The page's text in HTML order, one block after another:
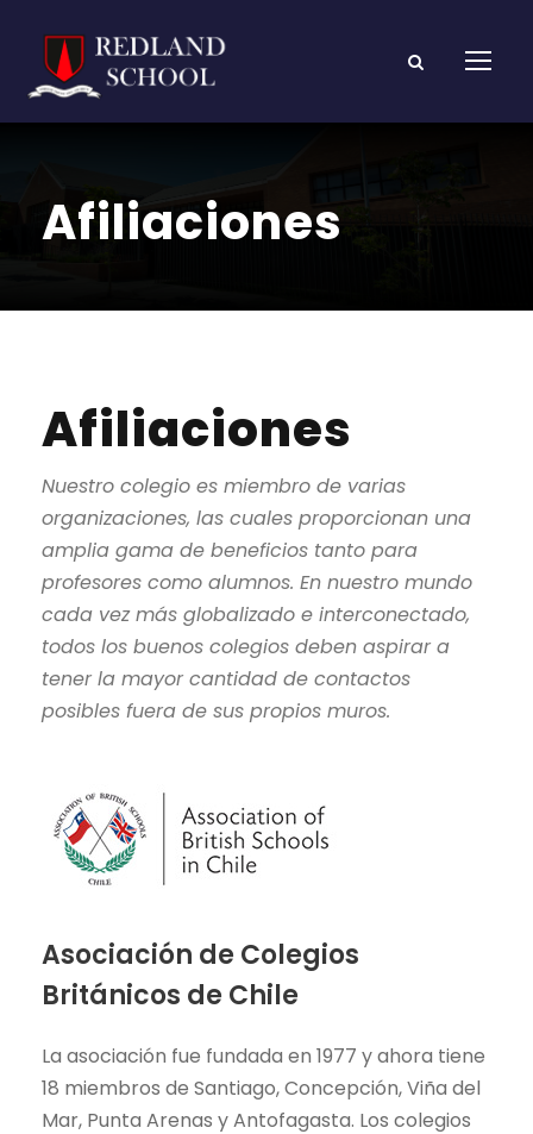
Afiliaciones
Afiliaciones
Nuestro colegio es miembro de varias
organizaciones, las cuales proporcionan una
amplia gama de beneficios tanto para
profesores como alumnos. En nuestro mundo
cada vez más globalizado e interconectado,
todos los buenos colegios deben aspirar a
tener la mayor cantidad de contactos
posibles fuera de sus propios muros.
Asociación de Colegios
Británicos de Chile
La asociación fue fundada en 1977 y ahora tiene
18 miembros de Santiago, Concepción, Viña del
Mar, Punta Arenas y Antofagasta. Los colegios